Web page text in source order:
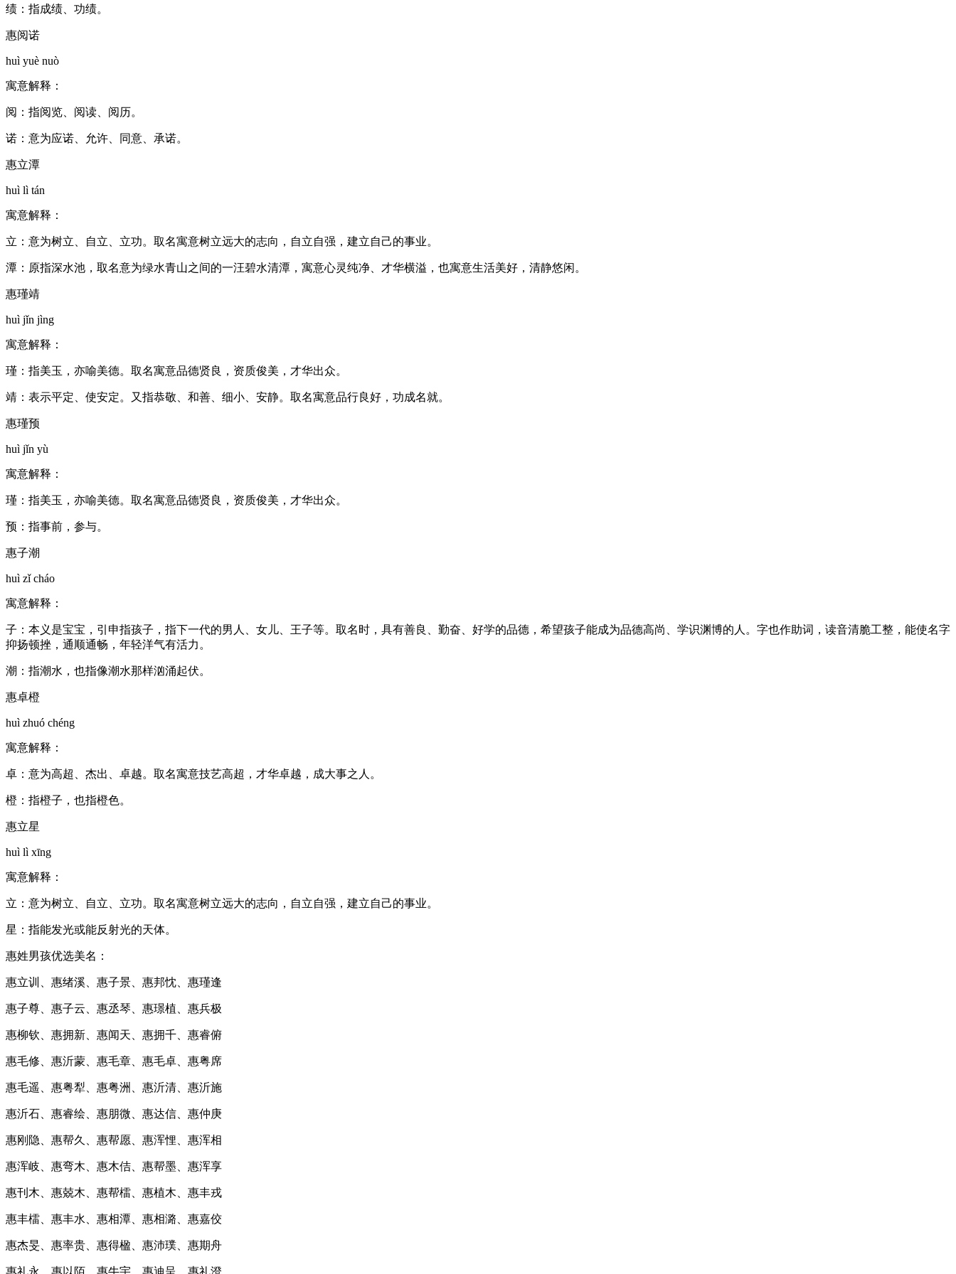
绩：指成绩、功绩。
惠阅诺
huì yuè nuò
寓意解释：
阅：指阅览、阅读、阅历。
诺：意为应诺、允许、同意、承诺。
惠立潭
huì lì tán
寓意解释：
立：意为树立、自立、立功。取名寓意树立远大的志向，自立自强，建立自己的事业。
潭：原指深水池，取名意为绿水青山之间的一汪碧水清潭，寓意心灵纯净、才华横溢，也寓意生活美好，清静悠闲。
惠瑾靖
huì jǐn jìng
寓意解释：
瑾：指美玉，亦喻美德。取名寓意品德贤良，资质俊美，才华出众。
靖：表示平定、使安定。又指恭敬、和善、细小、安静。取名寓意品行良好，功成名就。
惠瑾预
huì jǐn yù
寓意解释：
瑾：指美玉，亦喻美德。取名寓意品德贤良，资质俊美，才华出众。
预：指事前，参与。
惠子潮
huì zǐ cháo
寓意解释：
子：本义是宝宝，引申指孩子，指下一代的男人、女儿、王子等。取名时，具有善良、勤奋、好学的品德，希望孩子能成为品德高尚、学识渊博的人。字也作助词，读音清脆工整，能使名字
抑扬顿挫，通顺通畅，年轻洋气有活力。
潮：指潮水，也指像潮水那样汹涌起伏。
惠卓橙
huì zhuó chéng
寓意解释：
卓：意为高超、杰出、卓越。取名寓意技艺高超，才华卓越，成大事之人。
橙：指橙子，也指橙色。
惠立星
huì lì xīng
寓意解释：
立：意为树立、自立、立功。取名寓意树立远大的志向，自立自强，建立自己的事业。
星：指能发光或能反射光的天体。
惠姓男孩优选美名：
惠立训、惠绪溪、惠子景、惠邦忱、惠瑾逢
惠子尊、惠子云、惠丞琴、惠璟植、惠兵极
惠柳钦、惠拥新、惠闻天、惠拥千、惠睿俯
惠毛修、惠沂蒙、惠毛章、惠毛卓、惠粤席
惠毛遥、惠粤犁、惠粤洲、惠沂清、惠沂施
惠沂石、惠睿绘、惠朋微、惠达信、惠仲庚
惠刚隐、惠帮久、惠帮愿、惠浑悝、惠浑相
惠浑岐、惠弯木、惠木佶、惠帮墨、惠浑享
惠刊木、惠兢木、惠帮檑、惠植木、惠丰戎
惠丰檑、惠丰水、惠相潭、惠相潞、惠嘉佼
惠杰旻、惠率贵、惠得楹、惠沛璞、惠期舟
惠礼永、惠以陌、惠牛宇、惠迪呈、惠礼澄